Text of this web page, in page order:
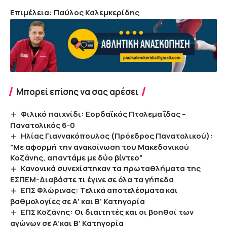
Επιμέλεια: Παύλος Καλεμκερίδης
Μπορεί επίσης να σας αρέσει
Φιλικό παιχνίδι: Εορδαϊκός Πτολεμαΐδας –
Πανατολικός 6-0
Ηλίας Γιαννακόπουλος (Πρόεδρος Πανατολικού):
”Με αφορμή την ανακοίνωση του Μακεδονικού
Κοζάνης, απαντάμε με δύο βίντεο”
Κανονικά συνεχίστηκαν τα πρωταθλήματα της
ΕΣΠΕΜ-Διαβάστε τι έγινε σε όλα τα γήπεδα
ΕΠΣ Φλώρινας: Τελικά αποτελέσματα και
βαθμολογίες σε Α’ και Β’ Κατηγορία
ΕΠΣ Κοζάνης: Οι διαιτητές και οι βοηθοί των
αγώνων σε Α’και Β’ Κατηγορία